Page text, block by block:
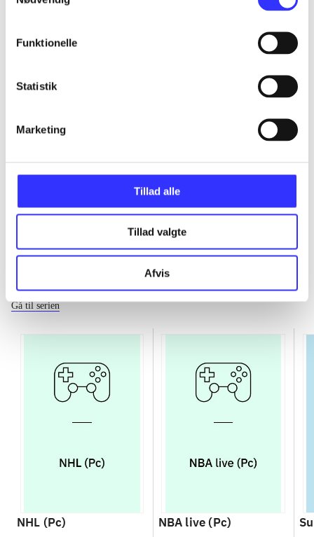
Funktionelle
Statistik
Marketing
Tillad alle
Tillad valgte
Afvis
...
...
...
Gå til serien
NHL (Pc) NBA live (Pc)